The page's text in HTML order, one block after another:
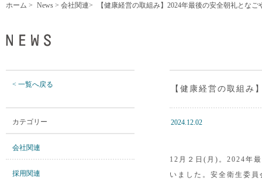
ホーム > News > 会社関連> 【健康経営の取組み】2024年最後の安全朝礼となご
< 一覧へ戻る
カテゴリー
会社関連
採用関連
【健康経営の取組み
2024.12.02
12月２日(月)。2024年
いました。安全衛生委